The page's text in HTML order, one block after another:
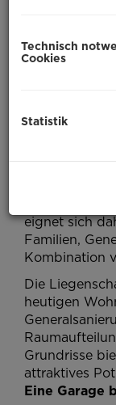
Einheit ist
eignet sich
Familien,
Kombination
Die
heutigen
Grundrisse
attraktives
Eine Garage
Technisch
Cookies
Statistik